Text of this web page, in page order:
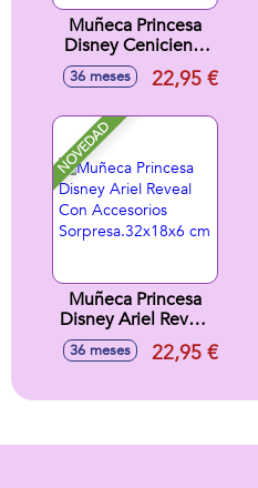
Muñeca Princesa
Disney Cenicienta
Reveal Con
Accesorios
cm
36 meses 22,95 €
NOVEDAD
Muñeca Princesa
Disney Ariel Reveal
Con Accesorios
Sorpresa.32x18x6
36 meses 22,95 €